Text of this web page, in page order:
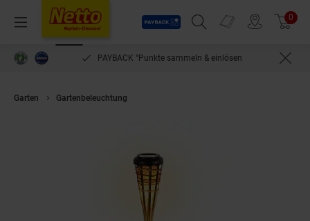
Menü
Payback
Suchfeld einblenden
Prospekte 0
PAYBACK °Punkte sammeln & einlösen
Garten Gartenbeleuchtung